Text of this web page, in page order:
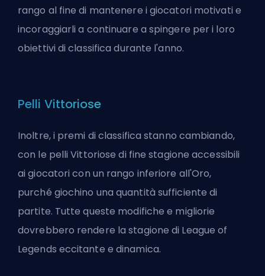
rango al fine di mantenere i giocatori motivati e
incoraggiarli a continuare a spingere per i loro
obiettivi di classifica durante l'anno.
Pelli Vittoriose
Inoltre, i premi di classifica stanno cambiando,
con le pelli Vittoriose di fine stagione accessibili
ai giocatori con un rango inferiore all'Oro,
purché giochino una quantità sufficiente di
partite. Tutte queste modifiche e migliorie
dovrebbero rendere la stagione di League of
Legends eccitante e dinamica.